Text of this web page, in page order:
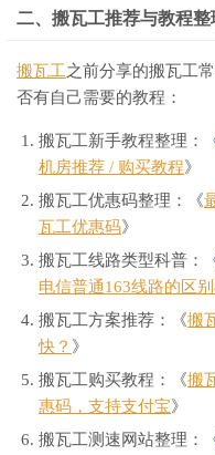
二、搬瓦工推荐与教程整
搬瓦工之前分享的搬瓦工
否有自己需要的教程：
搬瓦工新手教程整理：
机房推荐 / 购买教程》
搬瓦工优惠码整理：《
瓦工优惠码》
搬瓦工线路类型科普：
电信普通163线路的区
搬瓦工方案推荐：《搬
快？ 》
搬瓦工购买教程：《搬
惠码，支持支付宝》
搬瓦工测速网站整理：